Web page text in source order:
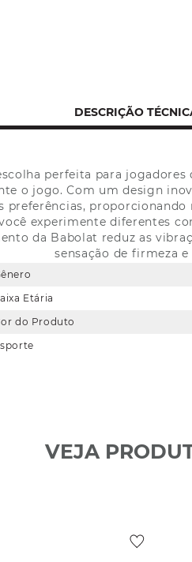
DESCRIÇÃO
perfeita para
o jogo. Com um design
preferências,
experimente diferentes
da Babolat reduz as
sensação de firmeza
Etária
do Produto
VEJA